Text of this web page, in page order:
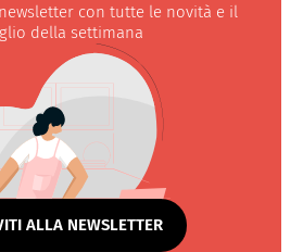
con tutte le novità e il
della settimana
ALLA NEWSLETTER